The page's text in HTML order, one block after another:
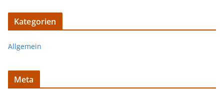
Kategorien
Allgemein
Meta